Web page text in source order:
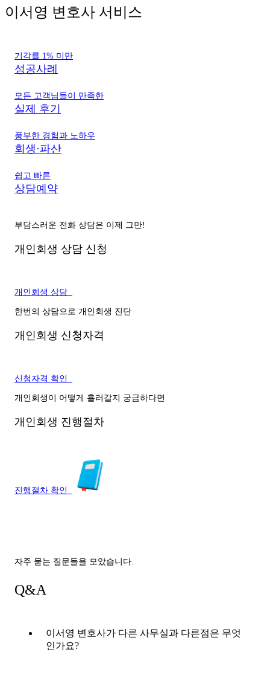
이서영 변호사 서비스
기각률 1% 미만
성공사례
모든 고객님들이 만족한
실제 후기
풍부한 경험과 노하우
회생·파산
쉽고 빠른
상담예약
부담스러운 전화 상담은 이제 그만!
개인회생 상담 신청
개인회생 상담
한번의 상담으로 개인회생 진단
개인회생 신청자격
신청자격 확인
개인회생이 어떻게 흘러갈지 궁금하다면
개인회생 진행절차
진행절차 확인
자주 묻는 질문들을 모았습니다.
Q&A
이서영 변호사가 다른 사무실과 다른점은 무엇
인가요?